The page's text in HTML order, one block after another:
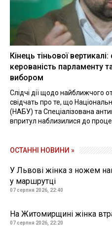
Кінець тіньової
керованість парламенту
вибором
Слідчі дії щодо найближчого
свідчать про те, що
(НАБУ) та Спеціалізована
впритул наблизилися до
ОСТАННІ НОВИНИ »
У Львові жінка з ножем
у маршрутці
07 серпня 2026, 22:40
На Житомирщині жінка
07 серпня 2026, 22:20